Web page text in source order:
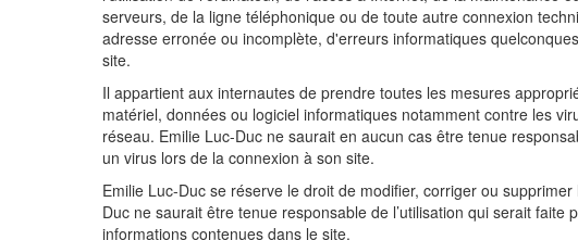
serveurs, de la ligne téléphonique ou de toute autre connexion
adresse erronée ou incomplète, d'erreurs informatiques
site.
Il appartient aux internautes de prendre toutes les mesures
matériel, données ou logiciel informatiques notamment contre les
réseau. Emilie Luc-Duc ne saurait en aucun cas être tenue
un virus lors de la connexion à son site.
Emilie Luc-Duc se réserve le droit de modifier, corriger ou
Duc ne saurait être tenue responsable de l’utilisation qui serait faite
informations contenues dans le site.